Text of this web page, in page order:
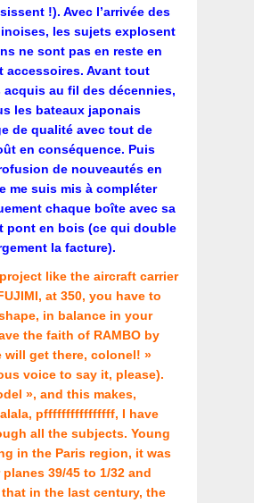
!). Avec l’arrivée des
les sujets explosent
ne sont pas en reste en
accessoires. Avant tout
acquis au fil des décennies,
les bateaux japonais
de qualité avec tout de
en conséquence. Puis
de nouveautés en
me suis mis à compléter
chaque boîte avec sa
pont en bois (ce qui double
la facture).
like the aircraft carrier
at 350, you have to
in balance in your
the faith of RAMBO by
will get there, colonel! »
voice to say it, please).
», and this makes,
pffffffffffffffff, I have
all the subjects. Young
in the Paris region, it was
39/45 to 1/32 and
that in the last century, the